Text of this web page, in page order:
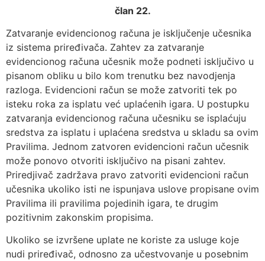
član 22.
Zatvaranje evidencionog računa je isključenje učesnika
iz sistema priređivača. Zahtev za zatvaranje
evidencionog računa učesnik može podneti isključivo u
pisanom obliku u bilo kom trenutku bez navodjenja
razloga. Evidencioni račun se može zatvoriti tek po
isteku roka za isplatu već uplaćenih igara. U postupku
zatvaranja evidencionog računa učesniku se isplaćuju
sredstva za isplatu i uplaćena sredstva u skladu sa ovim
Pravilima. Jednom zatvoren evidencioni račun učesnik
može ponovo otvoriti isključivo na pisani zahtev.
Priredjivač zadržava pravo zatvoriti evidencioni račun
učesnika ukoliko isti ne ispunjava uslove propisane ovim
Pravilima ili pravilima pojedinih igara, te drugim
pozitivnim zakonskim propisima.
Ukoliko se izvršene uplate ne koriste za usluge koje
nudi priređivač, odnosno za učestvovanje u posebnim